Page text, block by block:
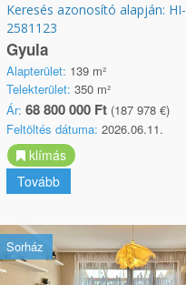
Keresés azonosító alapján: HI-
2581123
Gyula
Alapterület: 139 m²
Telekterület: 350 m²
Ár: 68 800 000 Ft (187 978 €)
Feltöltés dátuma: 2026.06.11.
klímás
Tovább
Sorház